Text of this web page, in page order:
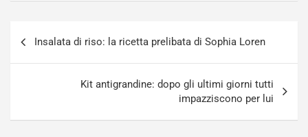
Insalata di riso: la ricetta prelibata di Sophia Loren
Kit antigrandine: dopo gli ultimi giorni tutti
impazziscono per lui